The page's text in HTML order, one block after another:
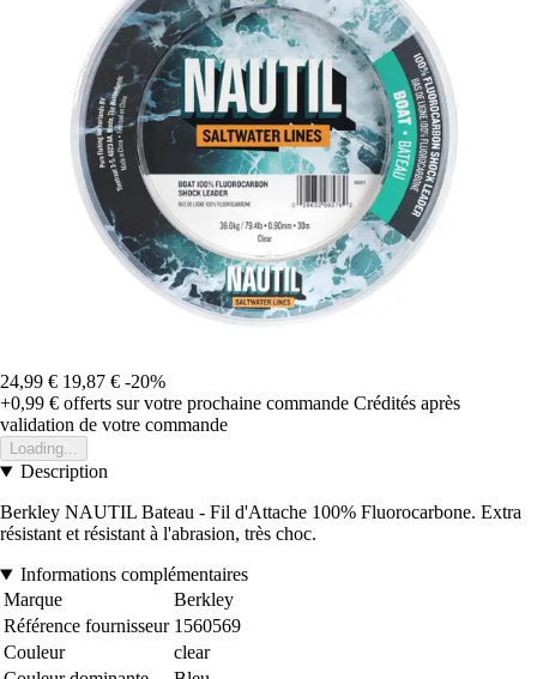
24,99 € 19,87 € -20%
+0,99 € offerts sur votre prochaine commande Crédités après
validation de votre commande
Loading...
Description
Berkley NAUTIL Bateau - Fil d'Attache 100% Fluorocarbone. Extra
résistant et résistant à l'abrasion, très choc.
Informations complémentaires
Marque
Berkley
Référence fournisseur 1560569
Couleur
clear